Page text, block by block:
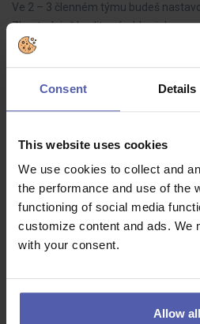
Consent Details
This website uses cookies
We use cookies to collect and
the performance and use of the
functioning of social media
customize content and ads. We
with your consent.
Allow all
Ve 2 – 3 členném týmu budeš
Zkontroluješ kvalitu výrobku, jeho
Zajistíš pravidelný úklid a čištění
Svářeč MIG/MAG (m/ž)
40 - 42 000 Kč/měs
Máte zkušenosti se svařováním a
výrobní společnosti s dlouholetou